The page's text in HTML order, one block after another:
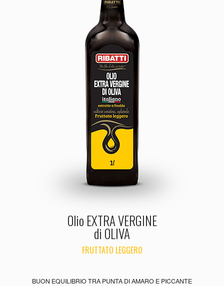
Olio EXTRA VERGINE
di OLIVA
FRUTTATO LEGGERO
BUON EQUILIBRIO TRA PUNTA DI AMARO E PICCANTE